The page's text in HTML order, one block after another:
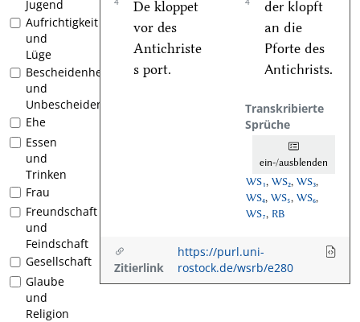
Jugend
Aufrichtigkeit
und
Lüge
Bescheidenheit
und
Unbescheidenheit
Ehe
Essen
und
Trinken
Frau
Freundschaft
und
Feindschaft
Gesellschaft
Glaube
und
Religion
De kloppet
vor des
Antichriste
s port.
der klopft
an die
Pforte des
Antichrists.
Transkribierte
Sprüche
ein-/ausblenden
WS₁, WS₂, WS₃,
WS₄, WS₅, WS₆,
WS₇, RB
Zitierlink
https://purl.uni-
rostock.de/wsrb/e280